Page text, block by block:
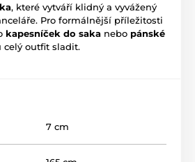
, které vytváří klidný a vyvážený
Pro formálnější příležitosti
kapesníček do saka nebo pánské
celý outfit sladit.
7 cm